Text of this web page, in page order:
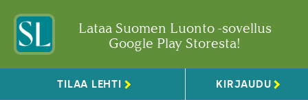
Lataa Suomen Luonto -sovellus
Google Play Storesta!
TILAA LEHTI KIRJAUDU